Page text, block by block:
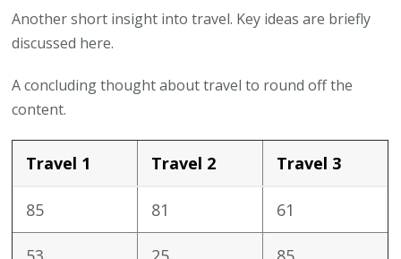
Another short insight into travel. Key ideas are briefly
discussed here.
A concluding thought about travel to round off the
content.
Travel 1 Travel 2 Travel 3
85 81 61